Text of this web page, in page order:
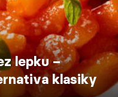
lepku –
klasiky